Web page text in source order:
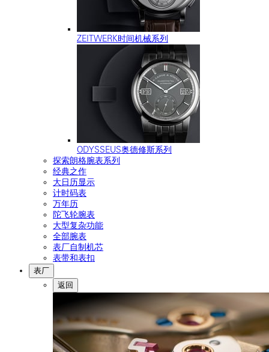
ZEITWERK时间机械系列
ODYSSEUS奥德修斯系列
探索朗格腕表系列
经典之作
大日历显示
计时码表
万年历
陀飞轮腕表
大型复杂功能
全部腕表
表厂自制机芯
表带和表扣
表厂
返回